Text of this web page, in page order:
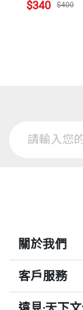
36.2 磁場
36.7 磁力作
36.9 地球的
第37章 電磁
37.1 電磁感
37.3 發電機
37.4 電動機
37.5 變壓器
37.6 電能輸
紙，有〈量子
譯作有《十月
人》、《數學
事！》、《
《質數魔力
$340 $400
關於我們
客戶服務